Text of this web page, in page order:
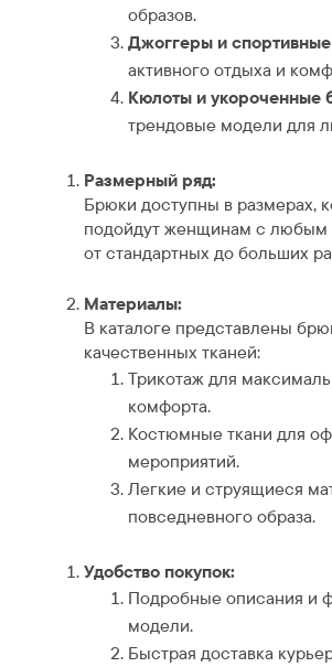
образов.
Джоггеры и
активного отдыха и
Кюлоты и укороченные
трендовые модели для
Размерный ряд:
Брюки доступны в размерах,
подойдут женщинам с любым
от стандартных до больших
Материалы:
В каталоге представлены
качественных тканей:
Трикотаж для
комфорта.
Костюмные ткани для
мероприятий.
Легкие и струящиеся
повседневного образа.
Удобство покупок:
Подробные описания и
модели.
Быстрая доставка